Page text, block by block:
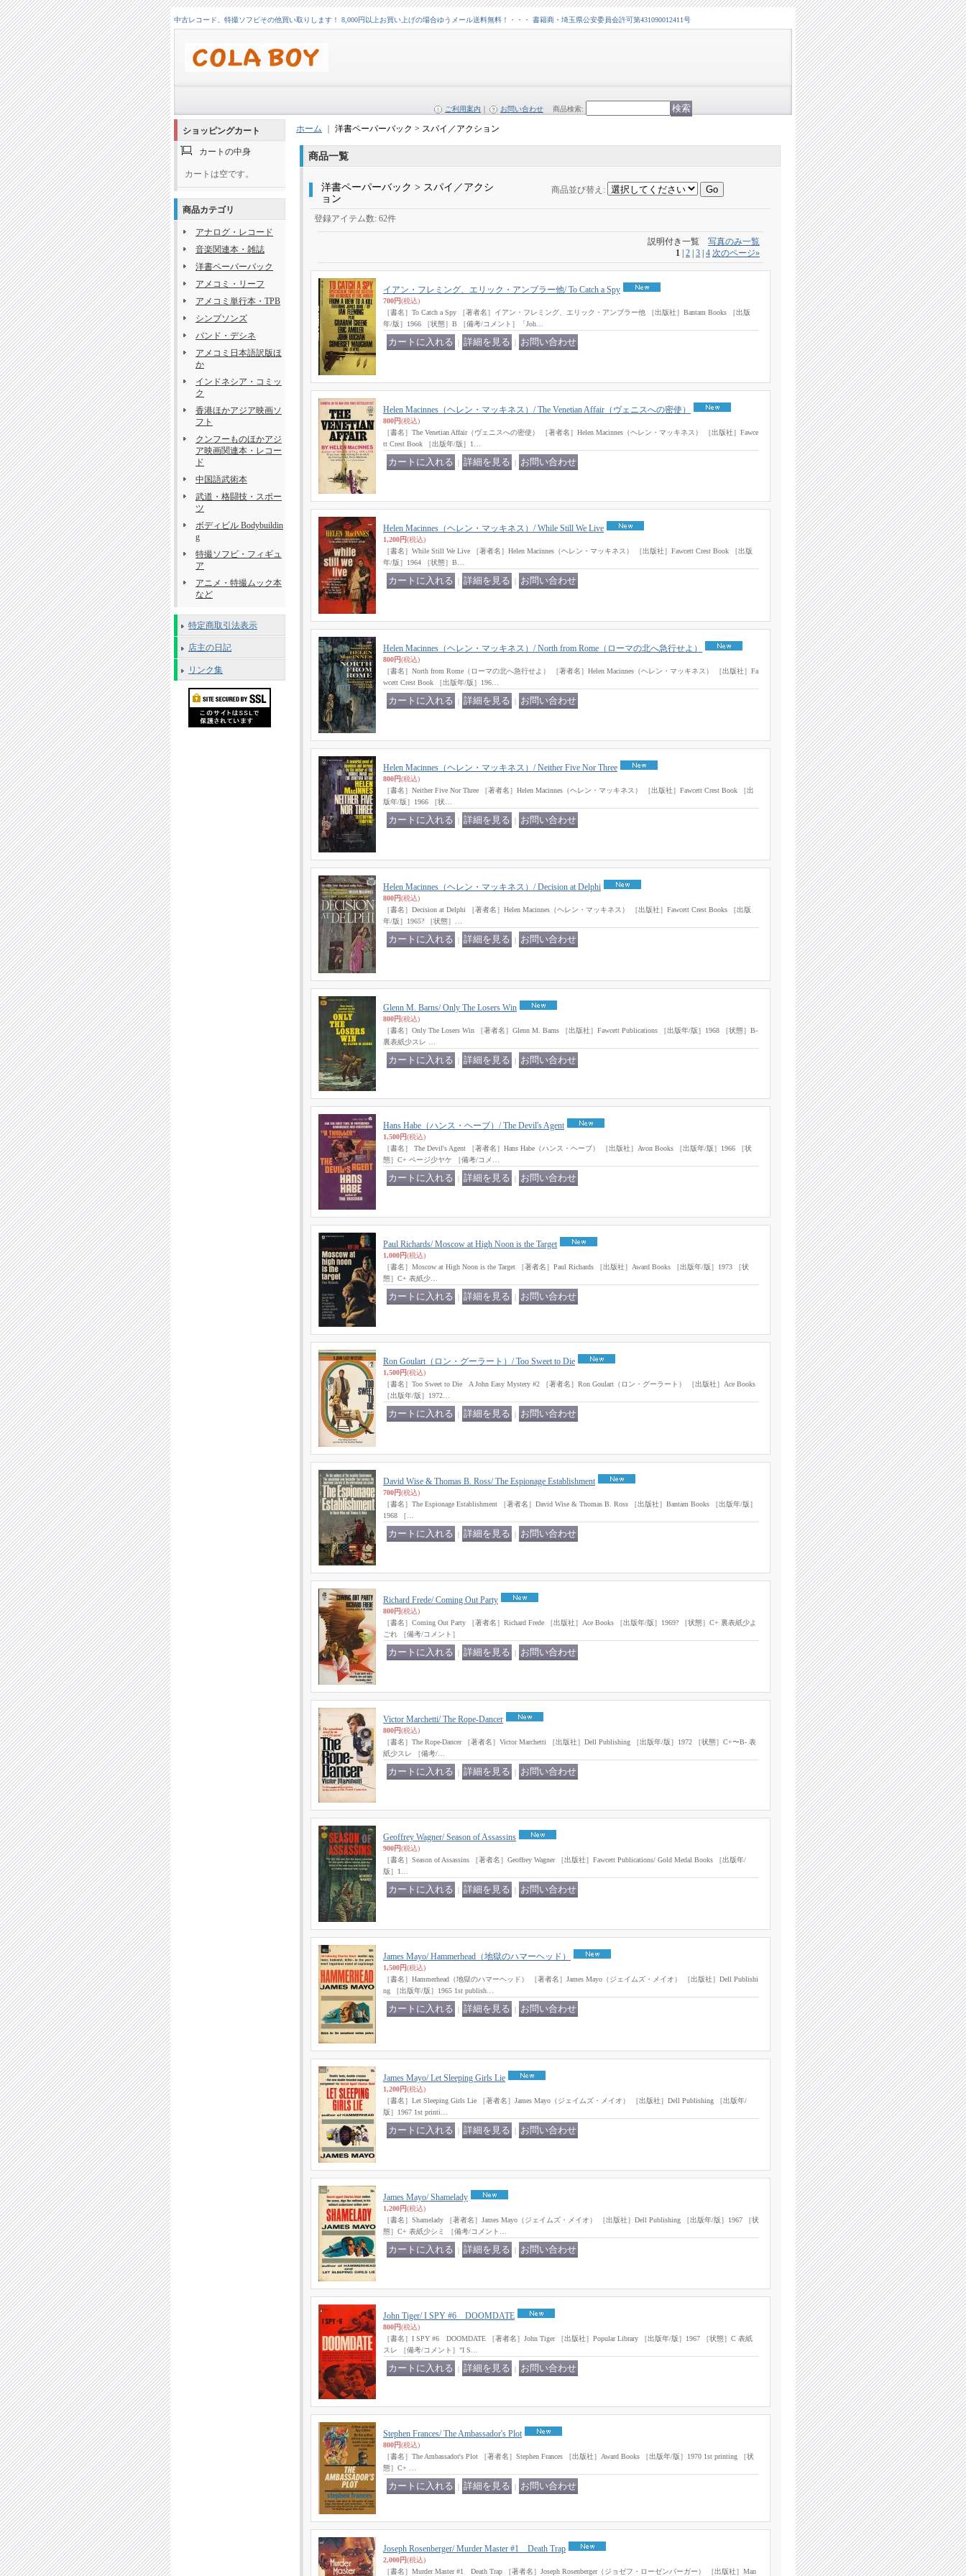
中古レコード、特撮ソフビその他買い取りします！ 8,000円以上お買い上げの場合ゆうメール送料無料！・・・ 書籍商・埼玉県公安委員会許可第431090012411号
ご利用案内 お問い合わせ 商品検索:
ショッピングカート
カートの中身
カートは空です。
商品カテゴリ
アナログ・レコード
音楽関連本・雑誌
洋書ペーパーバック
アメコミ・リーフ
アメコミ単行本・TPB
シンプソンズ
バンド・デシネ
アメコミ日本語訳版ほ
か
インドネシア・コミッ
ク
香港ほかアジア映画ソ
フト
クンフーものほかアジ
ア映画関連本・レコー
ド
中国語武術本
武道・格闘技・スポー
ツ
ボディビル Bodybuildin
g
特撮ソフビ・フィギュ
ア
アニメ・特撮ムック本
など
特定商取引法表示
店主の日記
リンク集
ホーム 洋書ペーパーバック > スパイ／アクション
商品一覧
洋書ペーパーバック > スパイ／アクシ
ョン
商品並び替え :
登録アイテム数: 62件
説明付き一覧 写真のみ一覧
1 2 3 4 次のページ»
イアン・フレミング、エリック・アンブラー他/ To Catch a Spy
700円(税込)
［書名］To Catch a Spy ［著者名］イアン・フレミング、エリック・アンブラー他 ［出版社］Bantam Books ［出版
年/版］1966 ［状態］B ［備考/コメント］「Joh…
Helen Macinnes（ヘレン・マッキネス）/ The Venetian Affair（ヴェニスへの密使）
800円(税込)
［書名］The Venetian Affair（ヴェニスへの密使） ［著者名］Helen Macinnes（ヘレン・マッキネス） ［出版社］Fawce
tt Crest Book ［出版年/版］1…
Helen Macinnes（ヘレン・マッキネス）/ While Still We Live
1,200円(税込)
［書名］While Still We Live ［著者名］Helen Macinnes（ヘレン・マッキネス） ［出版社］Fawcett Crest Book ［出版
年/版］1964 ［状態］B…
Helen Macinnes（ヘレン・マッキネス）/ North from Rome（ローマの北へ急行せよ）
800円(税込)
［書名］North from Rome（ローマの北へ急行せよ） ［著者名］Helen Macinnes（ヘレン・マッキネス） ［出版社］Fa
wcett Crest Book ［出版年/版］196…
Helen Macinnes（ヘレン・マッキネス）/ Neither Five Nor Three
800円(税込)
［書名］Neither Five Nor Three ［著者名］Helen Macinnes（ヘレン・マッキネス） ［出版社］Fawcett Crest Book ［出
版年/版］1966 ［状…
Helen Macinnes（ヘレン・マッキネス）/ Decision at Delphi
800円(税込)
［書名］Decision at Delphi ［著者名］Helen Macinnes（ヘレン・マッキネス） ［出版社］Fawcett Crest Books ［出版
年/版］1965? ［状態］…
Glenn M. Barns/ Only The Losers Win
800円(税込)
［書名］Only The Losers Win ［著者名］Glenn M. Barns ［出版社］Fawcett Publications ［出版年/版］1968 ［状態］B-
裏表紙少スレ …
Hans Habe（ハンス・ヘーブ）/ The Devil's Agent
1,500円(税込)
［書名］ The Devil's Agent ［著者名］Hans Habe（ハンス・ヘーブ） ［出版社］Avon Books ［出版年/版］1966 ［状
態］C+ ページ少ヤケ ［備考/コメ…
Paul Richards/ Moscow at High Noon is the Target
1,000円(税込)
［書名］Moscow at High Noon is the Target ［著者名］Paul Richards ［出版社］Award Books ［出版年/版］1973 ［状
態］C+ 表紙少…
Ron Goulart（ロン・グーラート）/ Too Sweet to Die
1,500円(税込)
［書名］Too Sweet to Die A John Easy Mystery #2 ［著者名］Ron Goulart（ロン・グーラート） ［出版社］Ace Books
［出版年/版］1972…
David Wise & Thomas B. Ross/ The Espionage Establishment
700円(税込)
［書名］The Espionage Establishment ［著者名］David Wise & Thomas B. Ross ［出版社］Bantam Books ［出版年/版］
1968 ［…
Richard Frede/ Coming Out Party
800円(税込)
［書名］Coming Out Party ［著者名］Richard Frede ［出版社］Ace Books ［出版年/版］1969? ［状態］C+ 裏表紙少よ
ごれ ［備考/コメント］
Victor Marchetti/ The Rope-Dancer
800円(税込)
［書名］The Rope-Dancer ［著者名］Victor Marchetti ［出版社］Dell Publishing ［出版年/版］1972 ［状態］C+〜B- 表
紙少スレ ［備考/…
Geoffrey Wagner/ Season of Assassins
900円(税込)
［書名］Season of Assassins ［著者名］Geoffrey Wagner ［出版社］Fawcett Publications/ Gold Medal Books ［出版年/
版］1…
James Mayo/ Hammerhead（地獄のハマーヘッド）
1,500円(税込)
［書名］Hammerhead（地獄のハマーヘッド） ［著者名］James Mayo（ジェイムズ・メイオ） ［出版社］Dell Publishi
ng ［出版年/版］1965 1st publish…
James Mayo/ Let Sleeping Girls Lie
1,200円(税込)
［書名］Let Sleeping Girls Lie ［著者名］James Mayo（ジェイムズ・メイオ） ［出版社］Dell Publishing ［出版年/
版］1967 1st printi…
James Mayo/ Shamelady
1,200円(税込)
［書名］Shamelady ［著者名］James Mayo（ジェイムズ・メイオ） ［出版社］Dell Publishing ［出版年/版］1967 ［状
態］C+ 表紙少シミ ［備考/コメント…
John Tiger/ I SPY #6 DOOMDATE
800円(税込)
［書名］I SPY #6 DOOMDATE ［著者名］John Tiger ［出版社］Popular Library ［出版年/版］1967 ［状態］C 表紙
スレ ［備考/コメント］"I S…
Stephen Frances/ The Ambassador's Plot
800円(税込)
［書名］The Ambassador's Plot ［著者名］Stephen Frances ［出版社］Award Books ［出版年/版］1970 1st printing ［状
態］C+ …
Joseph Rosenberger/ Murder Master #1 Death Trap
2,000円(税込)
［書名］Murder Master #1 Death Trap ［著者名］Joseph Rosenberger（ジョゼフ・ローゼンバーガー） ［出版社］Man